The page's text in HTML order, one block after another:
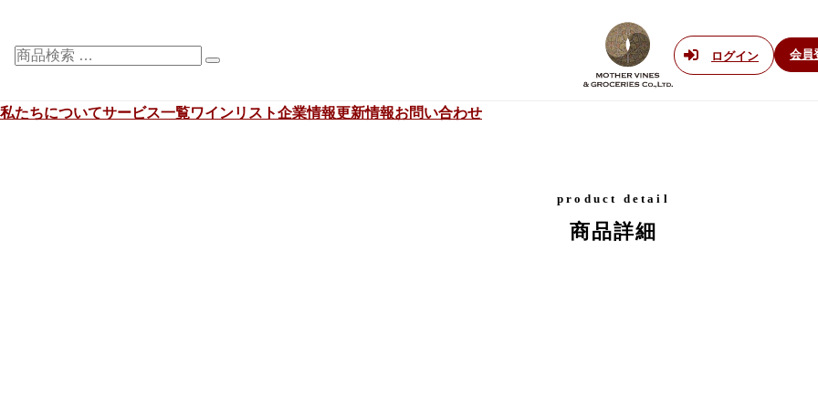
検
象:
ログイン 会員
私たちについてサービス一覧ワインリスト企業情報更新情報お問い合わせ
product detail
商品詳細